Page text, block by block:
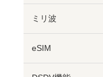
ミリ波
eSIM